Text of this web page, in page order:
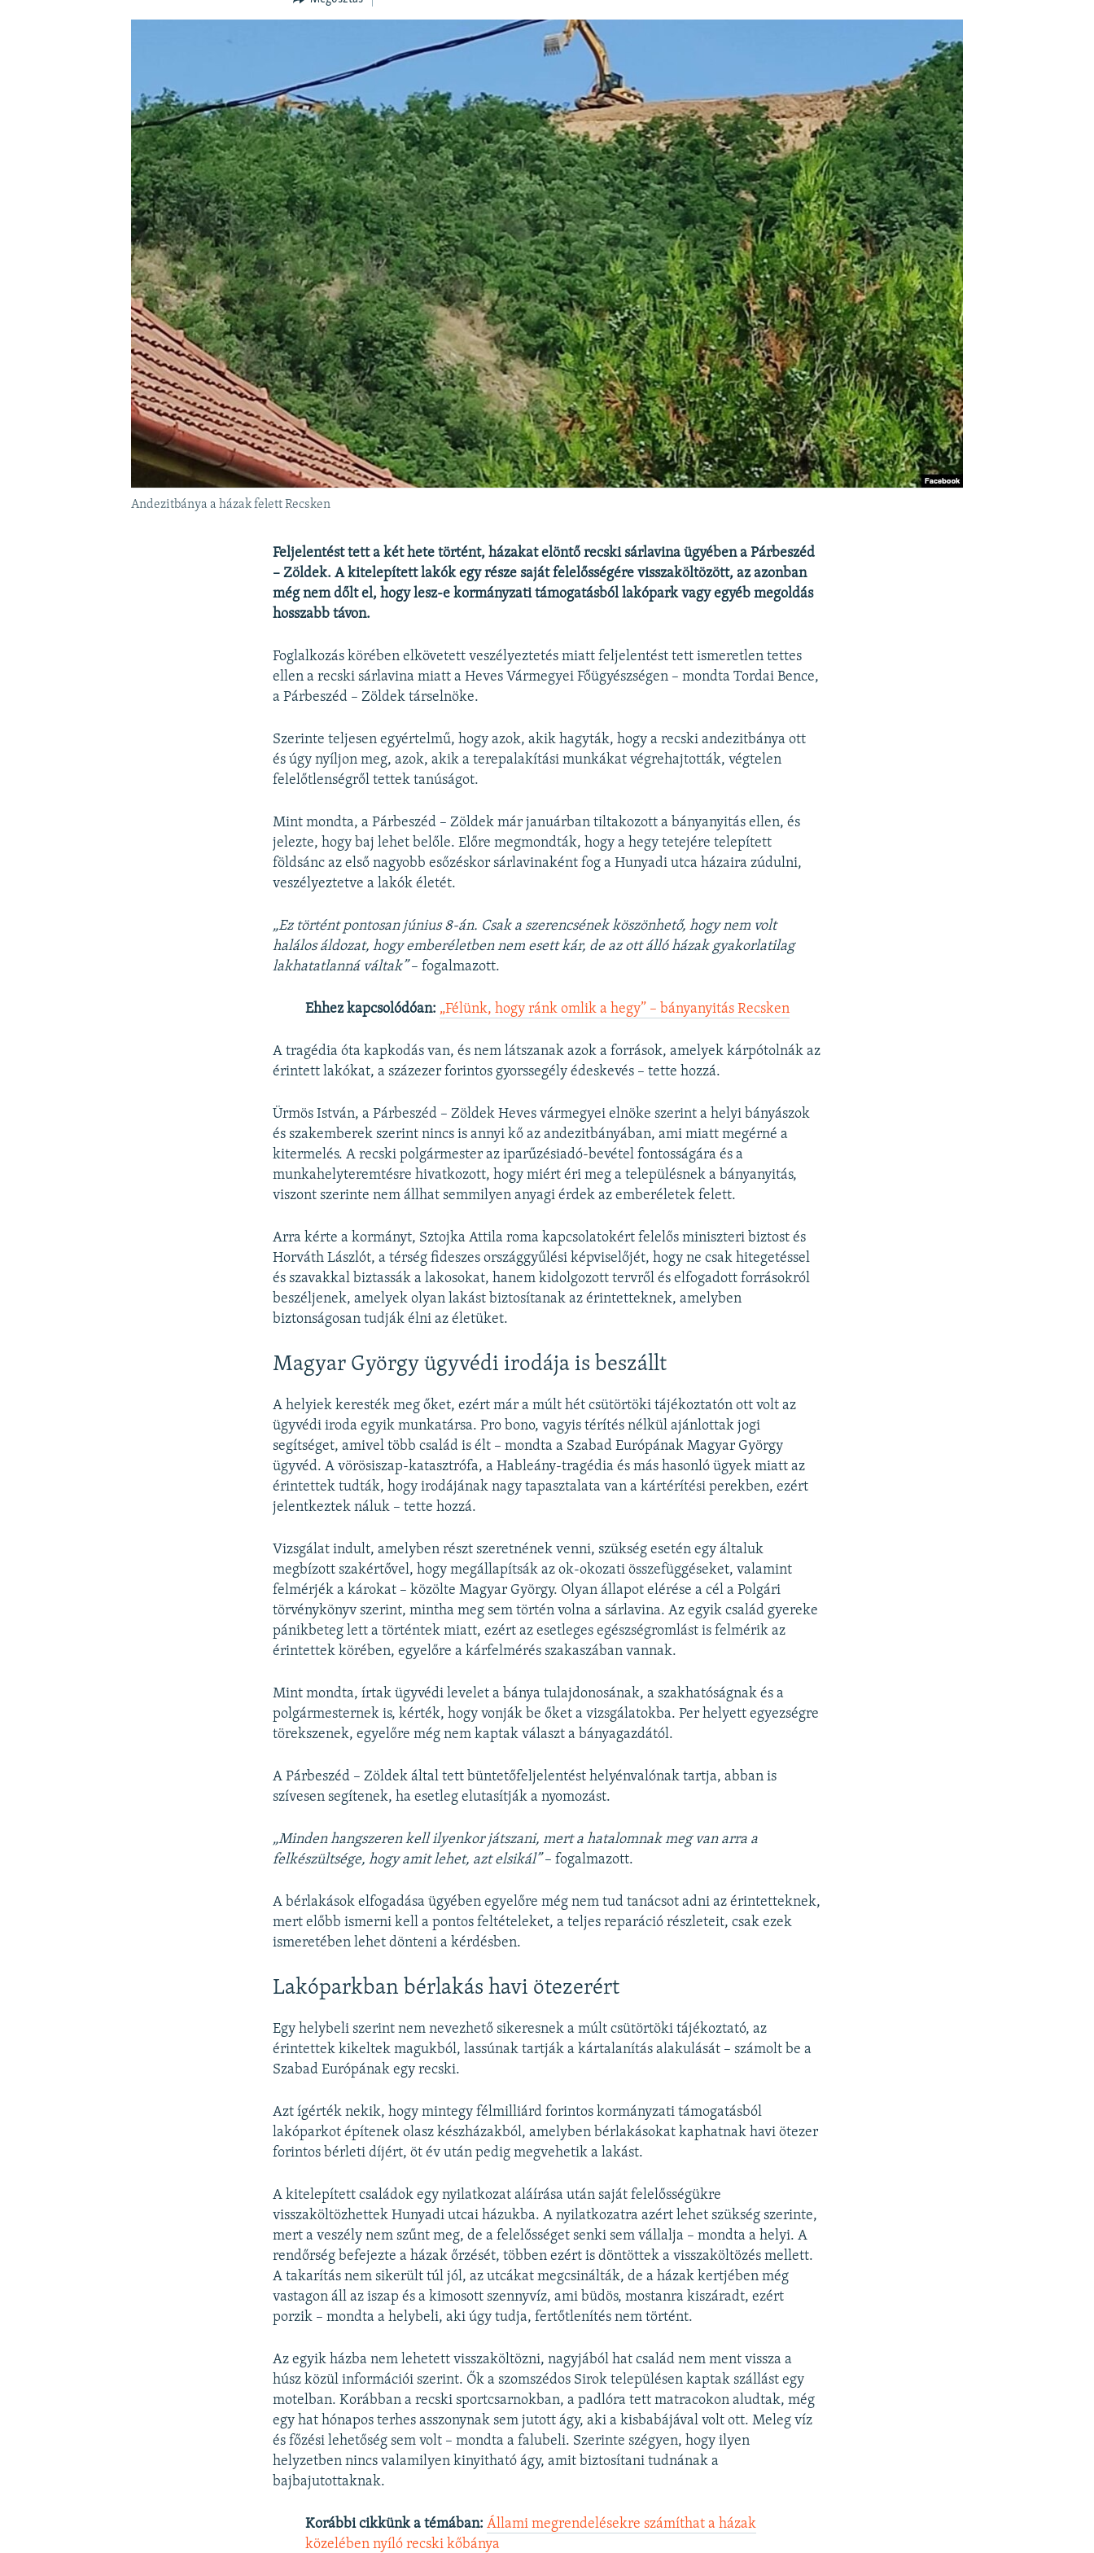
Andezitbánya a házak felett Recsken
Feljelentést tett a két hete történt, házakat elöntő recski sárlavina ügyében a Párbeszéd
– Zöldek. A kitelepített lakók egy része saját felelősségére visszaköltözött, az azonban
még nem dőlt el, hogy lesz-e kormányzati támogatásból lakópark vagy egyéb megoldás
hosszabb távon.
Foglalkozás körében elkövetett veszélyeztetés miatt feljelentést tett ismeretlen tettes
ellen a recski sárlavina miatt a Heves Vármegyei Főügyészségen – mondta Tordai Bence,
a Párbeszéd – Zöldek társelnöke.
Szerinte teljesen egyértelmű, hogy azok, akik hagyták, hogy a recski andezitbánya ott
és úgy nyíljon meg, azok, akik a terepalakítási munkákat végrehajtották, végtelen
felelőtlenségről tettek tanúságot.
Mint mondta, a Párbeszéd – Zöldek már januárban tiltakozott a bányanyitás ellen, és
jelezte, hogy baj lehet belőle. Előre megmondták, hogy a hegy tetejére telepített
földsánc az első nagyobb esőzéskor sárlavinaként fog a Hunyadi utca házaira zúdulni,
veszélyeztetve a lakók életét.
„Ez történt pontosan június 8-án. Csak a szerencsének köszönhető, hogy nem volt
halálos áldozat, hogy emberéletben nem esett kár, de az ott álló házak gyakorlatilag
lakhatatlanná váltak”– fogalmazott.
Ehhez kapcsolódóan: „Félünk, hogy ránk omlik a hegy” – bányanyitás Recsken
A tragédia óta kapkodás van, és nem látszanak azok a források, amelyek kárpótolnák az
érintett lakókat, a százezer forintos gyorssegély édeskevés – tette hozzá.
Ürmös István, a Párbeszéd – Zöldek Heves vármegyei elnöke szerint a helyi bányászok
és szakemberek szerint nincs is annyi kő az andezitbányában, ami miatt megérné a
kitermelés. A recski polgármester az iparűzésiadó-bevétel fontosságára és a
munkahelyteremtésre hivatkozott, hogy miért éri meg a településnek a bányanyitás,
viszont szerinte nem állhat semmilyen anyagi érdek az emberéletek felett.
Arra kérte a kormányt, Sztojka Attila roma kapcsolatokért felelős miniszteri biztost és
Horváth Lászlót, a térség fideszes országgyűlési képviselőjét, hogy ne csak hitegetéssel
és szavakkal biztassák a lakosokat, hanem kidolgozott tervről és elfogadott forrásokról
beszéljenek, amelyek olyan lakást biztosítanak az érintetteknek, amelyben
biztonságosan tudják élni az életüket.
Magyar György ügyvédi irodája is beszállt
A helyiek keresték meg őket, ezért már a múlt hét csütörtöki tájékoztatón ott volt az
ügyvédi iroda egyik munkatársa. Pro bono, vagyis térítés nélkül ajánlottak jogi
segítséget, amivel több család is élt – mondta a Szabad Európának Magyar György
ügyvéd. A vörösiszap-katasztrófa, a Hableány-tragédia és más hasonló ügyek miatt az
érintettek tudták, hogy irodájának nagy tapasztalata van a kártérítési perekben, ezért
jelentkeztek náluk – tette hozzá.
Vizsgálat indult, amelyben részt szeretnének venni, szükség esetén egy általuk
megbízott szakértővel, hogy megállapítsák az ok-okozati összefüggéseket, valamint
felmérjék a károkat – közölte Magyar György. Olyan állapot elérése a cél a Polgári
törvénykönyv szerint, mintha meg sem történ volna a sárlavina. Az egyik család gyereke
pánikbeteg lett a történtek miatt, ezért az esetleges egészségromlást is felmérik az
érintettek körében, egyelőre a kárfelmérés szakaszában vannak.
Mint mondta, írtak ügyvédi levelet a bánya tulajdonosának, a szakhatóságnak és a
polgármesternek is, kérték, hogy vonják be őket a vizsgálatokba. Per helyett egyezségre
törekszenek, egyelőre még nem kaptak választ a bányagazdától.
A Párbeszéd – Zöldek által tett büntetőfeljelentést helyénvalónak tartja, abban is
szívesen segítenek, ha esetleg elutasítják a nyomozást.
„Minden hangszeren kell ilyenkor játszani, mert a hatalomnak meg van arra a
felkészültsége, hogy amit lehet, azt elsikál”– fogalmazott.
A bérlakások elfogadása ügyében egyelőre még nem tud tanácsot adni az érintetteknek,
mert előbb ismerni kell a pontos feltételeket, a teljes reparáció részleteit, csak ezek
ismeretében lehet dönteni a kérdésben.
Lakóparkban bérlakás havi ötezerért
Egy helybeli szerint nem nevezhető sikeresnek a múlt csütörtöki tájékoztató, az
érintettek kikeltek magukból, lassúnak tartják a kártalanítás alakulását – számolt be a
Szabad Európának egy recski.
Azt ígérték nekik, hogy mintegy félmilliárd forintos kormányzati támogatásból
lakóparkot építenek olasz készházakból, amelyben bérlakásokat kaphatnak havi ötezer
forintos bérleti díjért, öt év után pedig megvehetik a lakást.
A kitelepített családok egy nyilatkozat aláírása után saját felelősségükre
visszaköltözhettek Hunyadi utcai házukba. A nyilatkozatra azért lehet szükség szerinte,
mert a veszély nem szűnt meg, de a felelősséget senki sem vállalja – mondta a helyi. A
rendőrség befejezte a házak őrzését, többen ezért is döntöttek a visszaköltözés mellett.
A takarítás nem sikerült túl jól, az utcákat megcsinálták, de a házak kertjében még
vastagon áll az iszap és a kimosott szennyvíz, ami büdös, mostanra kiszáradt, ezért
porzik – mondta a helybeli, aki úgy tudja, fertőtlenítés nem történt.
Az egyik házba nem lehetett visszaköltözni, nagyjából hat család nem ment vissza a
húsz közül információi szerint. Ők a szomszédos Sirok településen kaptak szállást egy
motelban. Korábban a recski sportcsarnokban, a padlóra tett matracokon aludtak, még
egy hat hónapos terhes asszonynak sem jutott ágy, aki a kisbabájával volt ott. Meleg víz
és főzési lehetőség sem volt – mondta a falubeli. Szerinte szégyen, hogy ilyen
helyzetben nincs valamilyen kinyitható ágy, amit biztosítani tudnának a
bajbajutottaknak.
Korábbi cikkünk a témában: Állami megrendelésekre számíthat a házak
közelében nyíló recski kőbánya